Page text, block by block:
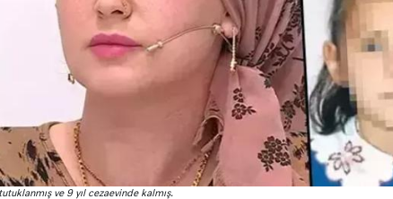
ve 9 yıl cezaevinde kalmış.